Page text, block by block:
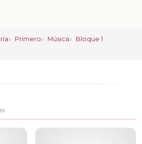
Primero Música
Bloque 1